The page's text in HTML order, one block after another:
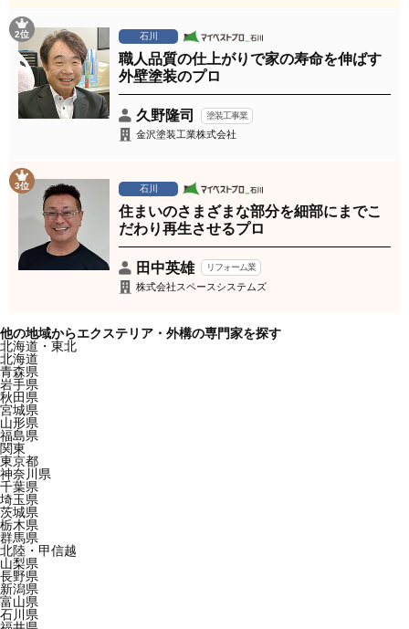
2位 石川
職人品質の仕上がりで家の寿命を伸ばす
外壁塗装のプロ
久野隆司 塗装工事業
金沢塗装工業株式会社
3位 石川
住まいのさまざまな部分を細部にまでこ
だわり再生させるプロ
田中英雄 リフォーム業
株式会社スペースシステムズ
他の地域からエクステリア・外構の専門家を探す
北海道・東北
北海道
青森県
岩手県
秋田県
宮城県
山形県
福島県
関東
東京都
神奈川県
千葉県
埼玉県
茨城県
栃木県
群馬県
北陸・甲信越
山梨県
長野県
新潟県
富山県
石川県